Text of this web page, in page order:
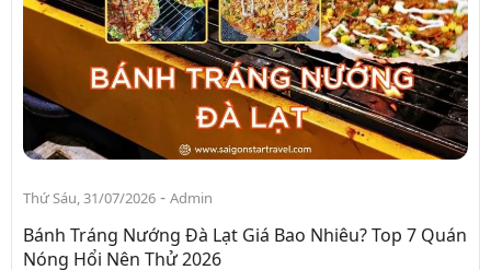
Thứ Sáu, 31/07/2026 - Admin
Bánh Tráng Nướng Đà Lạt Giá Bao Nhiêu? Top 7 Quán
Nóng Hổi Nên Thử 2026